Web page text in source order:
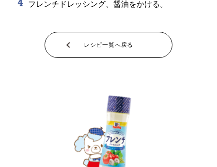
フレンチドレッシング、醤油をかける。
レシピ一覧へ戻る